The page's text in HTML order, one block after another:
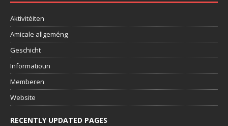
Aktivitéiten
Amicale allgeméng
Geschicht
Informatioun
Memberen
Website
RECENTLY UPDATED PAGES